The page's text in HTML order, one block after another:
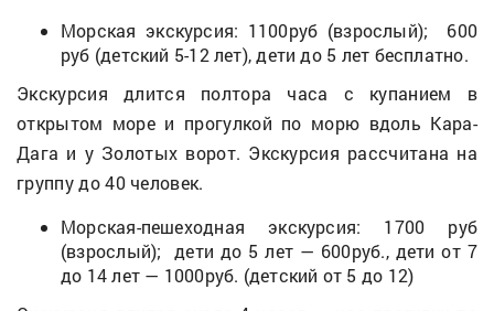
Морская экскурсия: 1100руб (взрослый); 600
руб (детский 5-12 лет), дети до 5 лет бесплатно.
Экскурсия длится полтора часа с купанием в
открытом море и прогулкой по морю вдоль Кара-
Дага и у Золотых ворот. Экскурсия рассчитана на
группу до 40 человек.
Морская-пешеходная экскурсия: 1700 руб
(взрослый); дети до 5 лет — 600руб., дети от 7
до 14 лет — 1000руб. (детский от 5 до 12)